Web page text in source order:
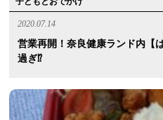
2020.07.14
営業再開！奈良健康ランド内【
過ぎ⁉︎